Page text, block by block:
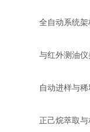
全自动系统架
与红外测油仪
自动进样与稀
正己烷萃取与